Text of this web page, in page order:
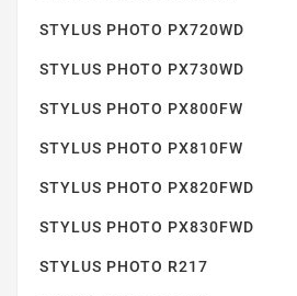
STYLUS PHOTO PX720WD
STYLUS PHOTO PX730WD
STYLUS PHOTO PX800FW
STYLUS PHOTO PX810FW
STYLUS PHOTO PX820FWD
STYLUS PHOTO PX830FWD
STYLUS PHOTO R217